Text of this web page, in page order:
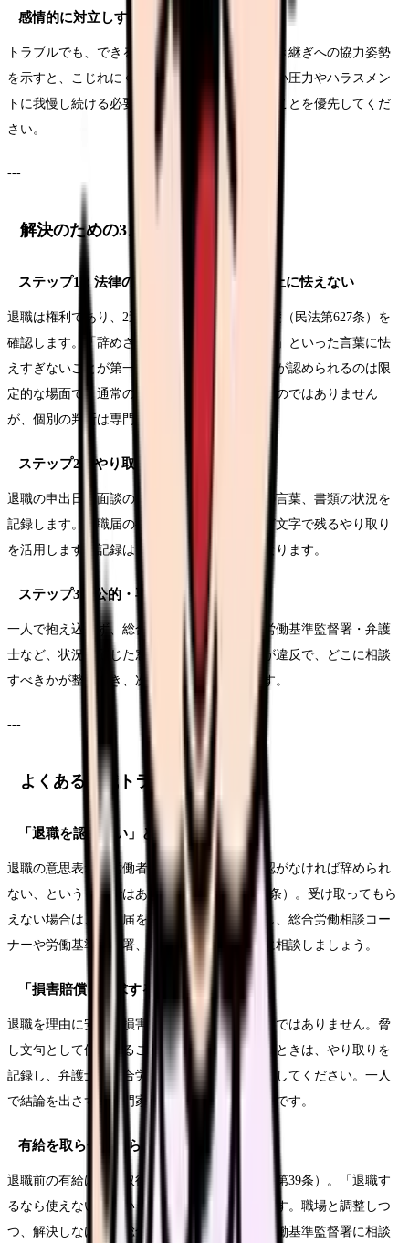
感情的に対立しすぎない
トラブルでも、できる範囲で冷静さを保ち、引き継ぎへの協力姿勢
を示すと、こじれにくくなります。ただし、強い圧力やハラスメン
トに我慢し続ける必要はありません。身を守ることを優先してくだ
さい。
---
解決のための3ステップ
ステップ1：法律の基礎を確認し、必要以上に怯えない
退職は権利であり、2週間で契約が終了する基礎（民法第627条）を
確認します。「辞めさせない」「損害賠償する」といった言葉に怯
えすぎないことが第一歩です。実際に損害賠償が認められるのは限
定的な場面で、通常の退職で安易に成立するものではありません
が、個別の判断は専門家に確認してください。
ステップ2：やり取りを記録する
退職の申出日、面談の内容、引き止めや拒否の言葉、書類の状況を
記録します。退職届の控えを取り、メールなど文字で残るやり取り
を活用します。記録は、相談・交渉の土台になります。
ステップ3：公的・専門窓口に相談する
一人で抱え込まず、総合労働相談コーナー・労働基準監督署・弁護
士など、状況に応じた窓口に相談します。何が違反で、どこに相談
すべきかが整理でき、次の対応が見えてきます。
---
よくある退職トラブルと考え方
「退職を認めない」と言われた
退職の意思表示は労働者の権利で、会社の承認がなければ辞められ
ない、というものではありません（民法第627条）。受け取ってもら
えない場合は、退職届を記録に残る形で提出し、総合労働相談コー
ナーや労働基準監督署、必要に応じて弁護士に相談しましょう。
「損害賠償を請求する」と言われた
退職を理由に安易に損害賠償が認められるわけではありません。脅
し文句として使われることもあります。不安なときは、やり取りを
記録し、弁護士や総合労働相談コーナーに相談してください。一人
で結論を出さず、専門家の判断を仰ぐのが安全です。
有給を取らせてもらえない
退職前の有給は原則取得できます（労働基準法第39条）。「退職す
るなら使えない」という対応は原則と異なります。職場と調整しつ
つ、解決しなければ総合労働相談コーナー・労働基準監督署に相談